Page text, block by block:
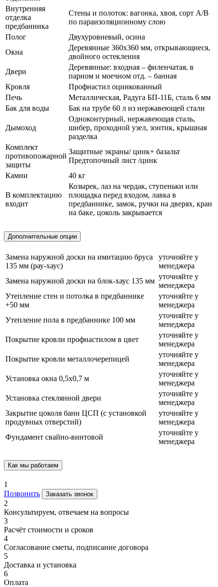
Внутренняя
отделка
предбанника
Стены и полоток: вагонка, хвоя, сорт А/В
по параизоляционному слою
Полог
Двухуровневый, осина
Окна
Деревянные 360х360 мм, открывающиеся,
двойного остекления
Двери
Деревянные: входная – филенчатая, в
парном и моечном отд. – банная
Кровля
Профнастил оцинкованный
Печь
Металлическая, Радуга БП-11Б, сталь 6 мм
Бак для воды
Бак на трубе 60 л из нержавеющей стали
Дымоход
Одноконтурный, нержавеющая сталь,
шибер, проходной узел, зонтик, крышная
разделка
Комплект
противопожарной
защиты
Защитные экраны/ цинк+ базальт
Предтопочный лист /цинк
Камни
40 кг
В комплектацию
входит
Козырек, лаз на чердак, ступеньки или
площадка перед входом, лавка в
предбаннике, замок, ручки на дверях, кран
на баке, цоколь закрывается
Дополнительные опции
Замена наружной доски на имитацию бруса
135 мм (рау-хаус)
уточняйте у
менеджера
Замена наружной доски на блок-хаус 135 мм
уточняйте у
менеджера
Утепление стен и потолка в предбаннике
+50 мм
уточняйте у
менеджера
Утепление пола в предбаннике 100 мм
уточняйте у
менеджера
Покрытие кровли профнастилом в цвет
уточняйте у
менеджера
Покрытие кровли металлочерепицей
уточняйте у
менеджера
Установка окна 0,5х0,7 м
уточняйте у
менеджера
Установка стеклянной двери
уточняйте у
менеджера
Закрытие цоколя бани ЦСП (с установкой
продувных отверстий)
уточняйте у
менеджера
Фундамент свайно-винтовой
уточняйте у
менеджера
Как мы работаем
1
Позвонить
Заказать звонок
2
Консультируем, отвечаем на вопросы
3
Расчёт стоимости и сроков
4
Согласование сметы, подписание договора
5
Доставка и установка
6
Оплата